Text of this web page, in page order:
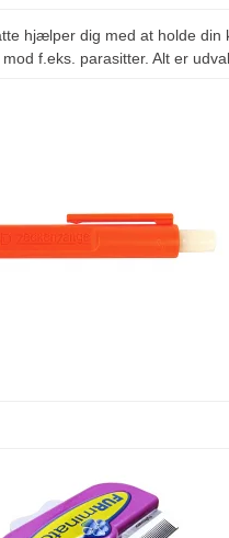
hjælper dig med at holde
f.eks. parasitter. Alt er